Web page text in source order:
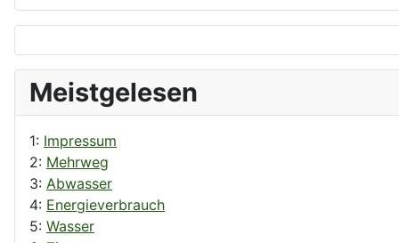
Meistgelesen
1: Impressum
2: Mehrweg
3: Abwasser
4: Energieverbrauch
5: Wasser